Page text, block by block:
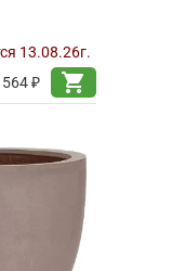
13.08.26г.
564 ₽
shopping_cart